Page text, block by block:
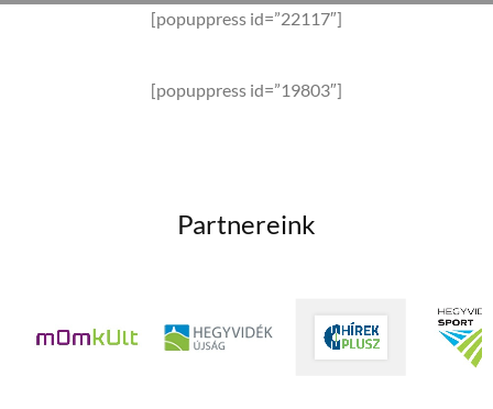
[popuppress id=”22117″]
[popuppress id=”19803″]
Partnereink